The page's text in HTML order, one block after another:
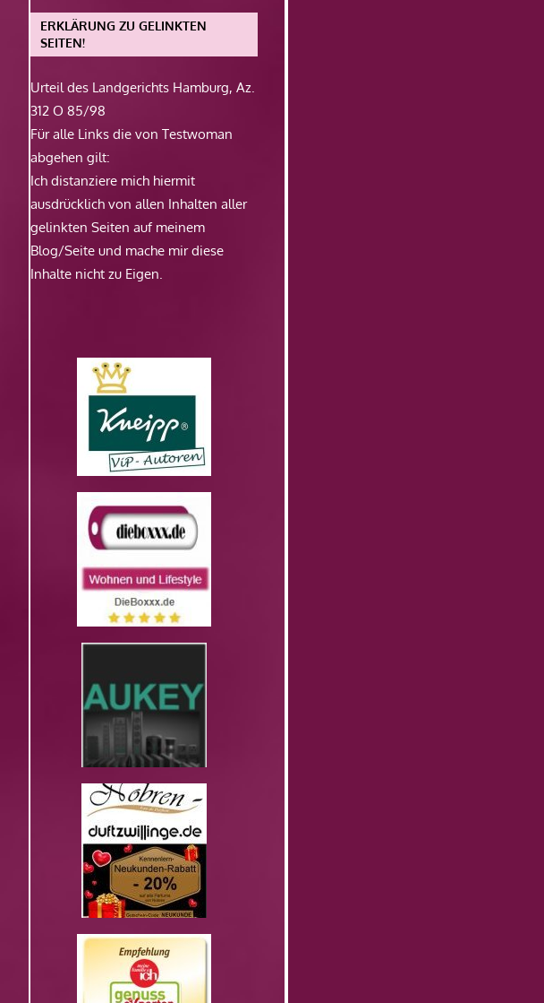
ERKLÄRUNG ZU GELINKTEN
SEITEN!
Urteil des Landgerichts Hamburg, Az.
312 O 85/98
Für alle Links die von Testwoman
abgehen gilt:
Ich distanziere mich hiermit
ausdrücklich von allen Inhalten aller
gelinkten Seiten auf meinem
Blog/Seite und mache mir diese
Inhalte nicht zu Eigen.